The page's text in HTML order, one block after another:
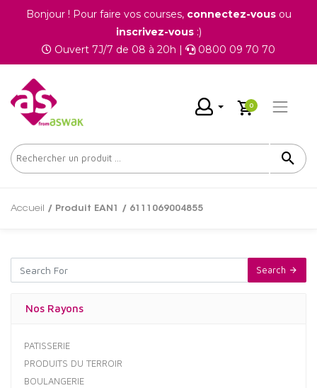
Bonjour ! Pour faire vos courses, connectez-vousou
inscrivez-vous:)
Ouvert 7J/7 de 08 à 20h |
0800 09 70 70
0
Accueil / Produit EAN1 / 6111069004855
Search
Nos Rayons
PATISSERIE
PRODUITS DU TERROIR
BOULANGERIE